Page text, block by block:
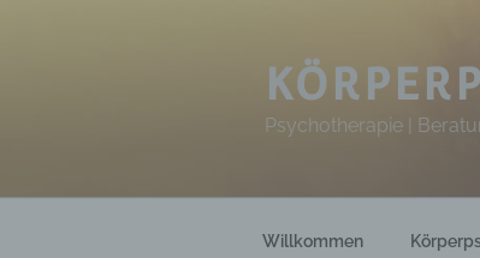
Psychotherapie |
Willkommen